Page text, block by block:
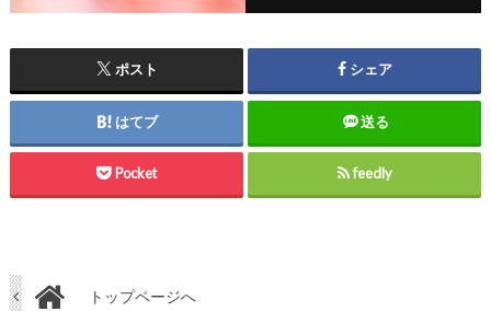
ポスト シェア
はてブ 送る
Pocket feedly
トップページへ